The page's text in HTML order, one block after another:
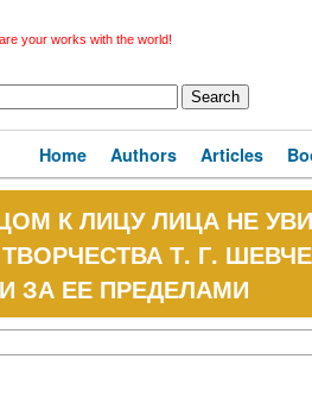
your works with the world!
Home Authors Articles
К ЛИЦУ ЛИЦА НЕ
Т. Г.
ЗА ЕЕ ПРЕДЕЛАМИ